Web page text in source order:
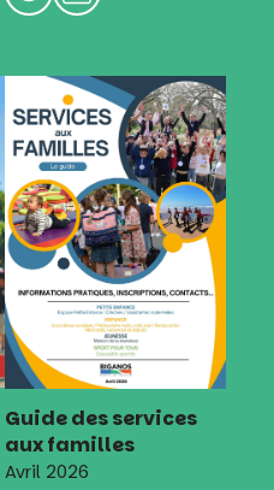
Guide des services
aux familles
Avril 2026